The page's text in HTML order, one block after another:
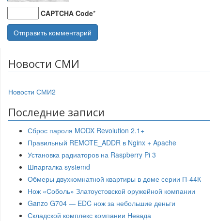
CAPTCHA Code*
Новости СМИ
Новости СМИ2
Последние записи
Сброс пароля MODX Revolution 2.1+
Правильный REMOTE_ADDR в Nginx + Apache
Установка радиаторов на Raspberry Pi 3
Шпаргалка systemd
Обмеры двухкомнатной квартиры в доме серии П-44К
Нож «Соболь» Златоустовской оружейной компании
Ganzo G704 — EDC нож за небольшие деньги
Складской комплекс компании Невада